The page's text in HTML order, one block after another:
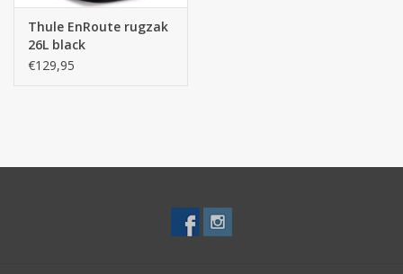
Thule EnRoute rugzak
26L black
€129,95